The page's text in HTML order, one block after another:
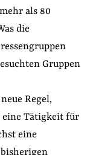
als 80
die
Gruppen
Regel,
eine Tätigkeit für
eine